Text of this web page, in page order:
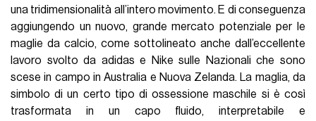
una tridimensionalità all’intero movimento. E di conseguenza
aggiungendo un nuovo, grande mercato potenziale per le
maglie da calcio, come sottolineato anche dall’eccellente
lavoro svolto da adidas e Nike sulle Nazionali che sono
scese in campo in Australia e Nuova Zelanda. La maglia, da
simbolo di un certo tipo di ossessione maschile si è così
trasformata in un capo fluido, interpretabile e